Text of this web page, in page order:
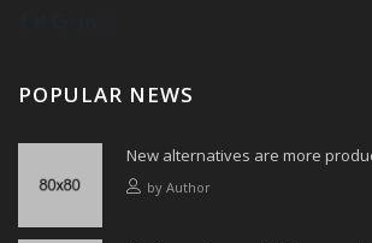
POPULAR NEWS
New alternatives are more
by Author